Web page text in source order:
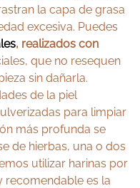
la capa de grasa
excesiva. Puedes
, realizados con
que no resequen
sin dañarla.
para limpiar
más profunda se
de hierbas, una o dos
utilizar harinas por
recomendable es la